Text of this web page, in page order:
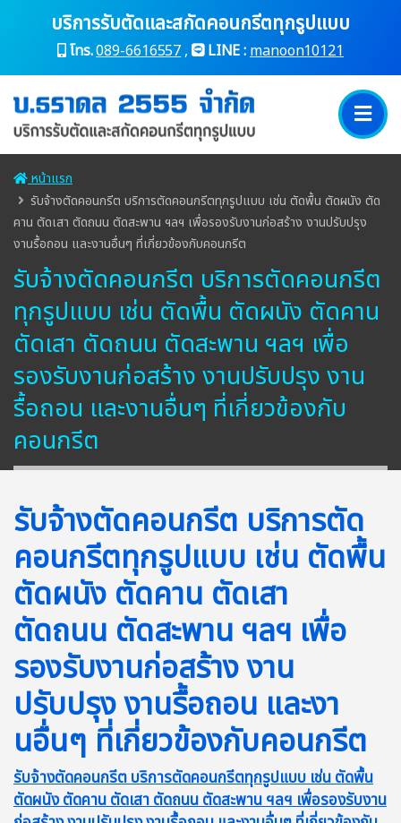
บริการรับตัดและสกัดคอนกรีตทุกรูปแบบ
โทร.089-6616557, LINE :manoon10121
หน้าแรก
รับจ้างตัดคอนกรีต บริการตัดคอนกรีตทุกรูปแบบ เช่น ตัดพื้น ตัดผนัง ตัด
คาน ตัดเสา ตัดถนน ตัดสะพาน ฯลฯ เพื่อรองรับงานก่อสร้าง งานปรับปรุง
งานรื้อถอน และงานอื่นๆ ที่เกี่ยวข้องกับคอนกรีต
รับจ้างตัดคอนกรีต บริการตัดคอนกรีต
ทุกรูปแบบ เช่น ตัดพื้น ตัดผนัง ตัดคาน
ตัดเสา ตัดถนน ตัดสะพาน ฯลฯ เพื่อ
รองรับงานก่อสร้าง งานปรับปรุง งาน
รื้อถอน และงานอื่นๆ ที่เกี่ยวข้องกับ
คอนกรีต
รับจ้างตัดคอนกรีต บริการตัด
คอนกรีตทุกรูปแบบ เช่น ตัดพื้น
ตัดผนัง ตัดคาน ตัดเสา
ตัดถนน ตัดสะพาน ฯลฯ เพื่อ
รองรับงานก่อสร้าง งาน
ปรับปรุง งานรื้อถอน และงา
นอื่นๆ ที่เกี่ยวข้องกับคอนกรีต
รับจ้างตัดคอนกรีต บริการตัดคอนกรีตทุกรูปแบบ เช่น ตัดพื้น
ตัดผนัง ตัดคาน ตัดเสา ตัดถนน ตัดสะพาน ฯลฯ เพื่อรองรับงาน